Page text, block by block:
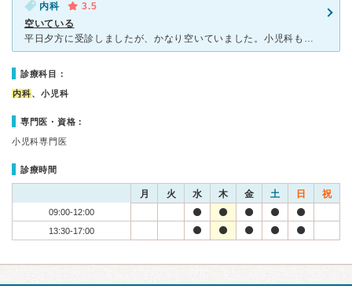
内科
3.5
空いている
平日夕方に受診しましたが、かなり空いていました。小児科も診てもらえるので子どもと一緒に行けるのもありがたいです。 私が行った時も子ども連れが多かったと思います。 混雑していないので、待ち時間も長く
診療科目：
内科、小児科
専門医・資格：
小児科専門医
診療時間
月 火 水 木 金 土 日 祝
09:00-12:00
13:30-17:00